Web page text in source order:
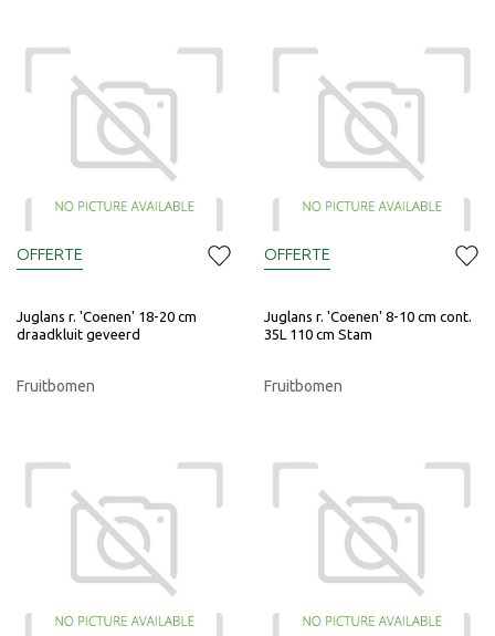
Juglans r. 'Coenen' 18-20 cm
draadkluit geveerd
Fruitbomen
OFFERTE
Juglans r. 'Coenen' 8-10 cm cont.
35L 110 cm Stam
Fruitbomen
OFFERTE